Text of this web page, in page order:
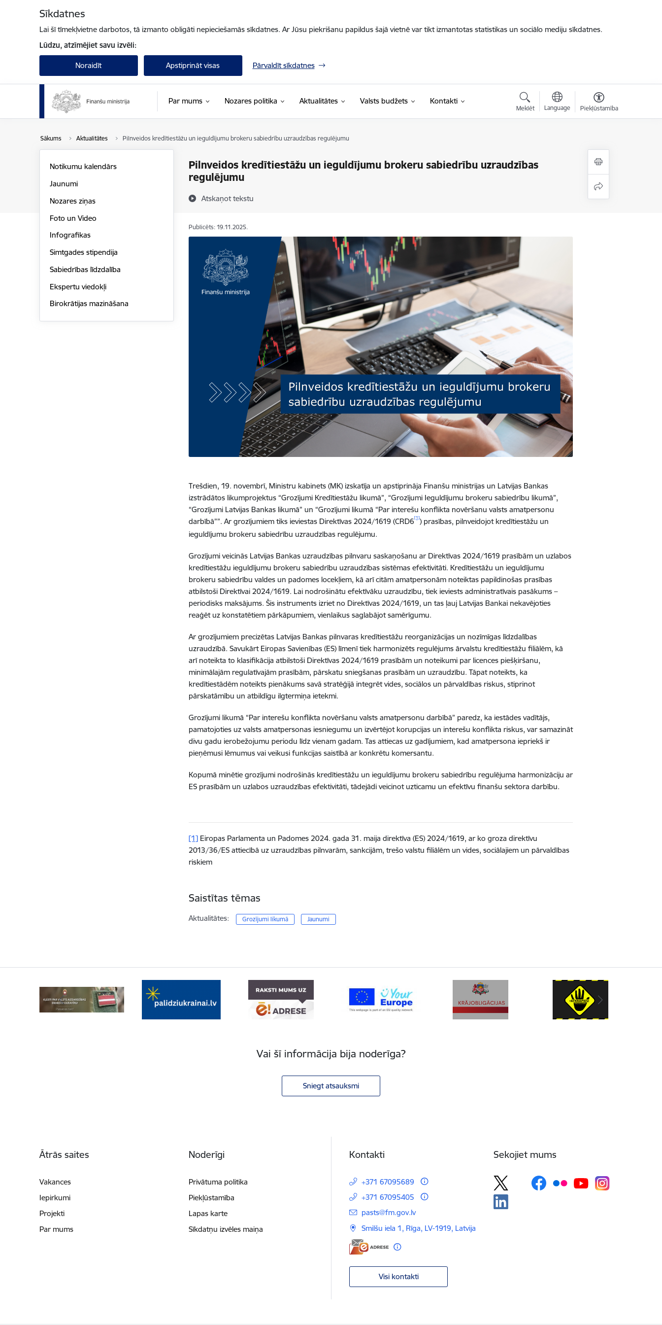
Sīkdatnes
Lai šī tīmekļvietne darbotos, tā izmanto obligāti nepieciešamās sīkdatnes. Ar Jūsu piekrišanu papildus šajā vietnē var tikt izmantotas statistikas un sociālo mediju sīkdatnes.
Lūdzu, atzīmējiet savu izvēli:
Noraidīt Apstiprināt visas Pārvaldīt sīkdatnes
Par mums Nozares politika Aktualitātes Valsts budžets Kontakti
Meklēt Language Piekļūstamība
Sākums Aktualitātes Pilnveidos kredītiestāžu un ieguldījumu brokeru sabiedrību uzraudzības regulējumu
Pilnveidos kredītiestāžu un ieguldījumu brokeru sabiedrību uzraudzības
regulējumu
Atskaņot tekstu
Notikumu kalendārs
Jaunumi
Nozares ziņas
Foto un Video
Infografikas
Simtgades stipendija
Sabiedrības līdzdalība
Ekspertu viedokļi
Birokrātijas mazināšana
Publicēts: 19.11.2025.
Trešdien, 19. novembrī, Ministru kabinets (MK) izskatīja un apstiprināja Finanšu ministrijas un Latvijas Bankas
izstrādātos likumprojektus “Grozījumi Kredītiestāžu likumā”, “Grozījumi Ieguldījumu brokeru sabiedrību likumā”,
“Grozījumi Latvijas Bankas likumā” un “Grozījumi likumā “Par interešu konflikta novēršanu valsts amatpersonu
darbībā””. Ar grozījumiem tiks ieviestas Direktīvas 2024/1619 (CRD6[1]) prasības, pilnveidojot kredītiestāžu un
ieguldījumu brokeru sabiedrību uzraudzības regulējumu.
Grozījumi veicinās Latvijas Bankas uzraudzības pilnvaru saskaņošanu ar Direktīvas 2024/1619 prasībām un uzlabos
kredītiestāžu ieguldījumu brokeru sabiedrību uzraudzības sistēmas efektivitāti. Kredītiestāžu un ieguldījumu
brokeru sabiedrību valdes un padomes locekļiem, kā arī citām amatpersonām noteiktas papildinošas prasības
atbilstoši Direktīvai 2024/1619. Lai nodrošinātu efektīvāku uzraudzību, tiek ieviests administratīvais pasākums –
periodisks maksājums. Šis instruments izriet no Direktīvas 2024/1619, un tas ļauj Latvijas Bankai nekavējoties
reaģēt uz konstatētiem pārkāpumiem, vienlaikus saglabājot samērīgumu.
Ar grozījumiem precizētas Latvijas Bankas pilnvaras kredītiestāžu reorganizācijas un nozīmīgas līdzdalības
uzraudzībā. Savukārt Eiropas Savienības (ES) līmenī tiek harmonizēts regulējums ārvalstu kredītiestāžu filiālēm, kā
arī noteikta to klasifikācija atbilstoši Direktīvas 2024/1619 prasībām un noteikumi par licences piešķiršanu,
minimālajām regulatīvajām prasībām, pārskatu sniegšanas prasībām un uzraudzību. Tāpat noteikts, ka
kredītiestādēm noteikts pienākums savā stratēģijā integrēt vides, sociālos un pārvaldības riskus, stiprinot
pārskatāmību un atbildīgu ilgtermiņa ietekmi.
Grozījumi likumā “Par interešu konflikta novēršanu valsts amatpersonu darbībā” paredz, ka iestādes vadītājs,
pamatojoties uz valsts amatpersonas iesniegumu un izvērtējot korupcijas un interešu konflikta riskus, var samazināt
divu gadu ierobežojumu periodu līdz vienam gadam. Tas attiecas uz gadījumiem, kad amatpersona iepriekš ir
pieņēmusi lēmumus vai veikusi funkcijas saistībā ar konkrētu komersantu.
Kopumā minētie grozījumi nodrošinās kredītiestāžu un ieguldījumu brokeru sabiedrību regulējuma harmonizāciju ar
ES prasībām un uzlabos uzraudzības efektivitāti, tādejādi veicinot uzticamu un efektīvu finanšu sektora darbību.
[1] Eiropas Parlamenta un Padomes 2024. gada 31. maija direktīva (ES) 2024/1619, ar ko groza direktīvu
2013/36/ES attiecībā uz uzraudzības pilnvarām, sankcijām, trešo valstu filiālēm un vides, sociālajiem un pārvaldības
riskiem
Saistītas tēmas
Aktualitātes: Grozījumi likumā Jaunumi
Vai šī informācija bija noderīga?
Sniegt atsauksmi
Ātrās saites
Vakances
Iepirkumi
Projekti
Par mums
Noderīgi
Privātuma politika
Piekļūstamība
Lapas karte
Sīkdatņu izvēles maiņa
Kontakti
+371 67095689
+371 67095405
E-pasts:
pasts@fm.gov.lv
Smilšu iela 1, Rīga, LV-1919, Latvija
Visi kontakti
Sekojiet mums